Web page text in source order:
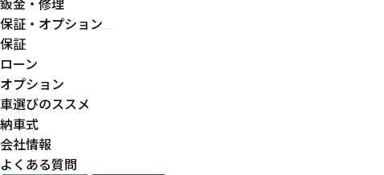
保証・オプション
保証
ローン
オプション
車選びのススメ
納車式
会社情報
よくある質問